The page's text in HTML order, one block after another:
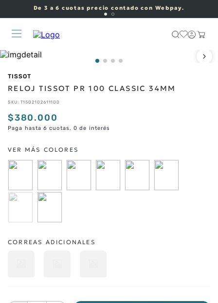
De 3 a 6 cuotas precio contado con Webpay.
TISSOT
RELOJ TISSOT PR 100 CLASSIC 34MM
SKU: T1502102611100
$380.000
Paga hasta 6 cuotas, 0 de interés
CORREAS ADICIONALES